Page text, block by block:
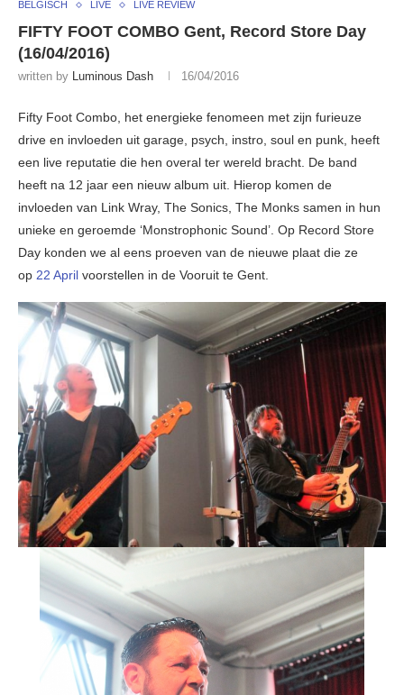
BELGISCH LIVE LIVE REVIEW
FIFTY FOOT COMBO Gent, Record Store Day
(16/04/2016)
written by Luminous Dash 16/04/2016
Fifty Foot Combo, het energieke fenomeen met zijn furieuze
drive en invloeden uit garage, psych, instro, soul en punk, heeft
een live reputatie die hen overal ter wereld bracht. De band
heeft na 12 jaar een nieuw album uit. Hierop komen de
invloeden van Link Wray, The Sonics, The Monks samen in hun
unieke en geroemde ‘Monstrophonic Sound’. Op Record Store
Day konden we al eens proeven van de nieuwe plaat die ze
op 22 April voorstellen in de Vooruit te Gent.